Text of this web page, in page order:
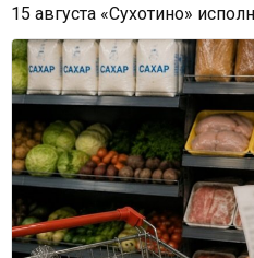
15 августа «Сухотино»